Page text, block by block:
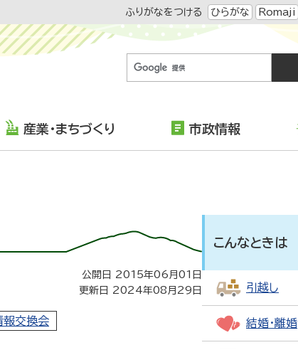
ふりがなをつける ひらがな Romaji
産業・まちづくり 市政情報
公開日 2015年06月01日
更新日 2024年08月29日
報交換会
こんなときは
引越し
結婚・離婚